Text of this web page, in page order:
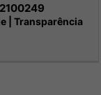
| Transparência